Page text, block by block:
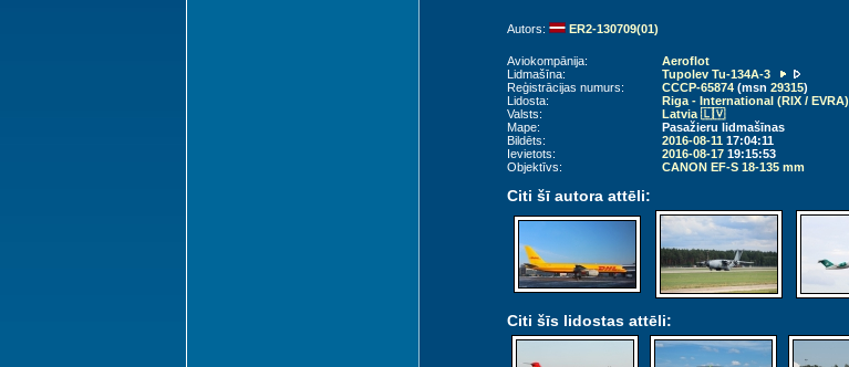
Autors: ER2-130709(01)
Aviokompānija:
Aeroflot
Lidmašīna:
Tupolev Tu-134A-3
Reģistrācijas numurs:
CCCP-65874(msn 29315)
Lidosta:
Riga - International (RIX / EVRA)
Valsts:
Latvia 🇱🇻
Mape:
Pasažieru lidmašīnas
Bildēts:
2016-08-1117:04:11
Ievietots:
2016-08-1719:15:53
Objektīvs:
CANON EF-S 18-135 mm
Citi šī autora attēli:
Citi šīs lidostas attēli: